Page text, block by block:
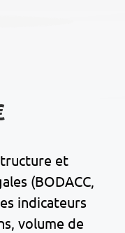
et
(BODACC,
indicateurs
volume de